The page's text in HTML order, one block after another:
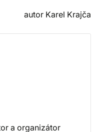
autor Karel Krajča
a organizátor